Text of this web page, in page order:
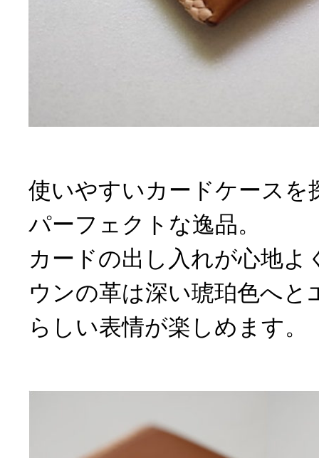
使いやすいカードケースを
パーフェクトな逸品。
カードの出し入れが心地よ
ウンの革は深い琥珀色へと
らしい表情が楽しめます。